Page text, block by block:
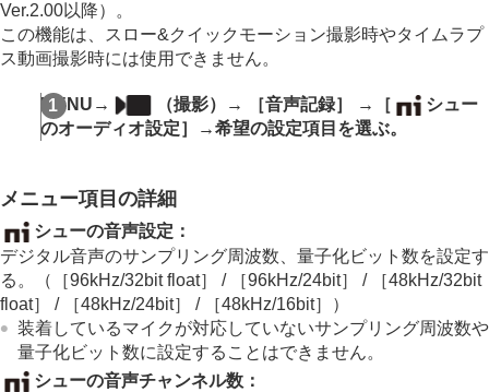
フォーカス機能を使う
露出/測光を調整する
ISO感度を選ぶ
Log撮影の設定
画像に効果を加える
インターバル撮影機能
より高画質の静止画を撮影する
画質や記録形式を設定する
タッチ機能を使う
シャッターの設定
ズームする
フラッシュを使う
手ブレを補正する
レンズ補正（静止画/動画）
Ver.2.00以降）。
この機能は、スロー&クイックモーション撮影時やタイムラプ
ス動画撮影時には使用できません。
MENU → （撮影）→ ［音声記録］ → ［
シュー
のオーディオ設定］
→希望の設定項目を選ぶ。
メニュー項目の詳細
シューの音声設定 ：
デジタル音声のサンプリング周波数、量子化ビット数を設定す
る。（
［96kHz/32bit float］ / ［96kHz/24bit］ /
［48kHz/32bit
float］
/ ［48kHz/24bit］ / ［48kHz/16bit］
）
装着しているマイクが対応していないサンプリング周波数や
量子化ビット数に設定することはできません。
シューの音声チャンネル数：